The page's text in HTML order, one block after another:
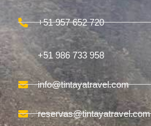
+51 957 652 720
+51 986 733 958
info@tintayatravel.com
reservas@tintayatravel.com